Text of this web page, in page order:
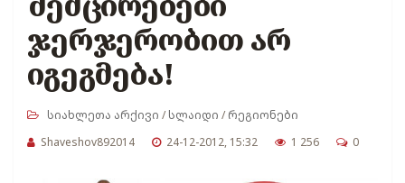
ჯერჯერობით არ
იგეგმება!
სიახლეთა არქივი /სლაიდი /რეგიონები
Shaveshov892014
24-12-2012, 15:32 1 256 0